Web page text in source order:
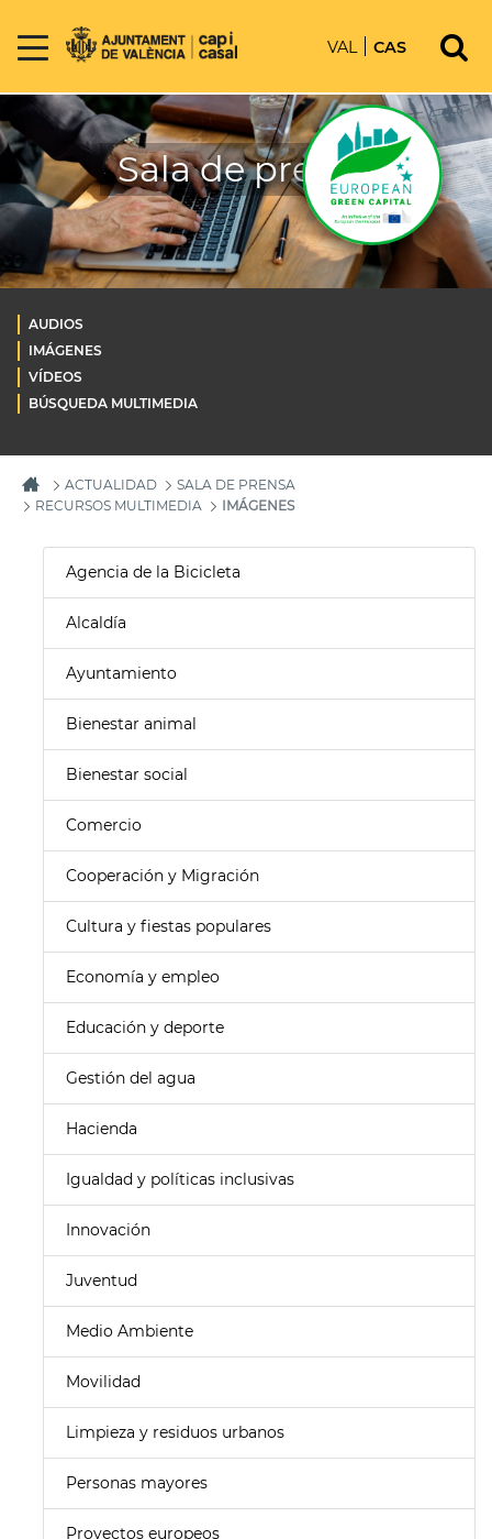
VAL CAS
Sala de prensa
AUDIOS
IMÁGENES
VÍDEOS
BÚSQUEDA MULTIMEDIA
ACTUALIDAD
SALA DE PRENSA
RECURSOS MULTIMEDIA
IMÁGENES
Agencia de la Bicicleta
Alcaldía
Ayuntamiento
Bienestar animal
Bienestar social
Comercio
Cooperación y Migración
Cultura y fiestas populares
Economía y empleo
Educación y deporte
Gestión del agua
Hacienda
Igualdad y políticas inclusivas
Innovación
Juventud
Medio Ambiente
Movilidad
Limpieza y residuos urbanos
Personas mayores
Proyectos europeos